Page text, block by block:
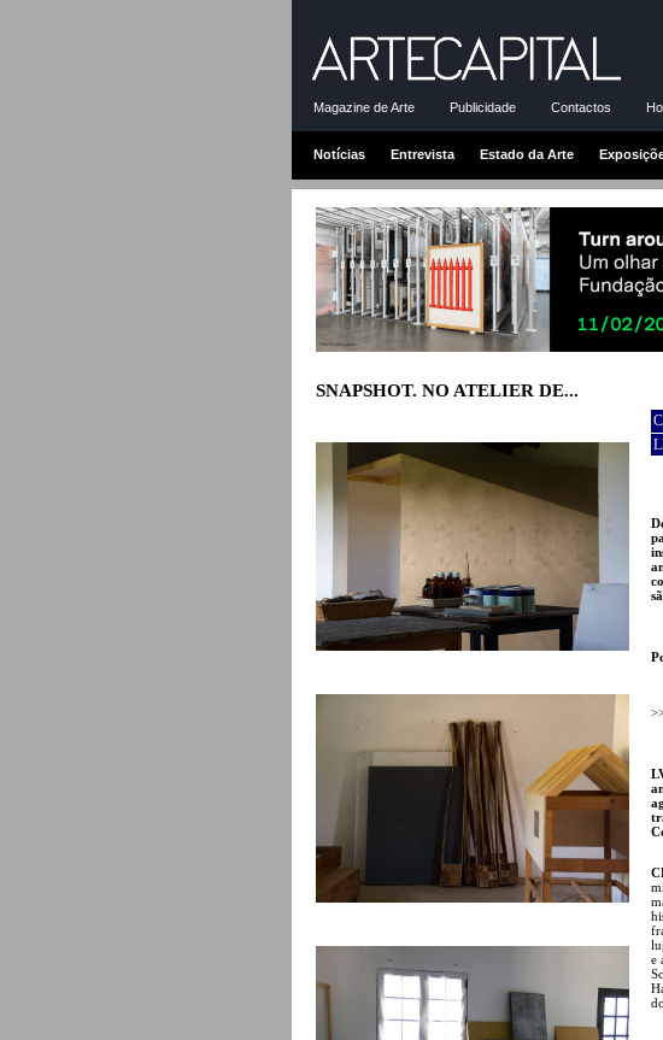
Magazine de Arte Publicidade Contactos
Notícias Entrevista Estado da Arte
SNAPSHOT. NO ATELIER DE...
e